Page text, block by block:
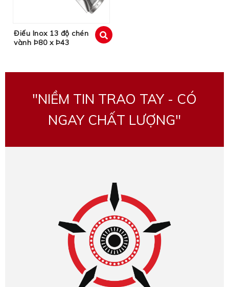
Điếu Inox 13 độ chén
vành Þ80 x Þ43
"NIỀM TIN TRAO TAY - CÓ
NGAY CHẤT LƯỢNG"